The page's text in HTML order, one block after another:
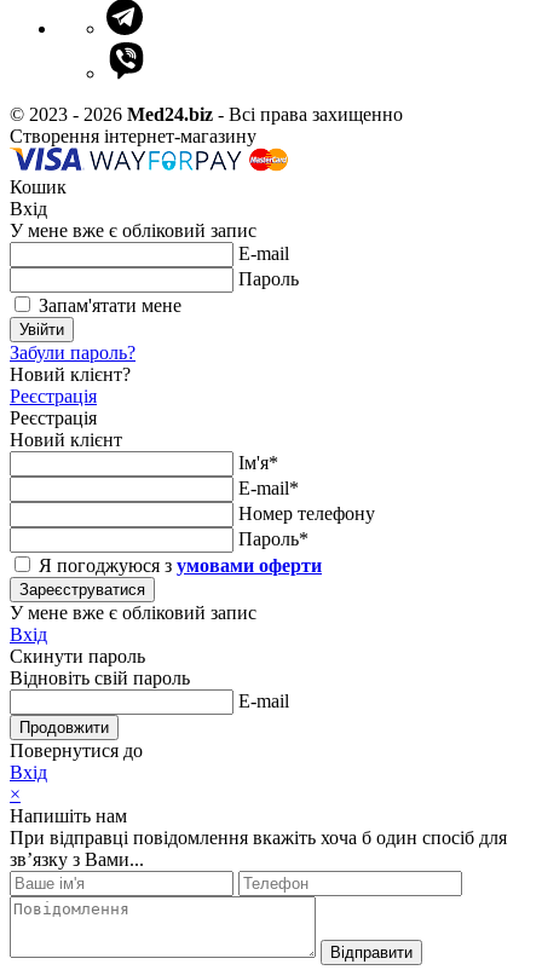
© 2023 - 2026 Med24.biz - Всі права захищенно
Створення інтернет-магазину
Кошик
Вхід
У мене вже є обліковий запис
E-mail
Пароль
Запам'ятати мене
Увійти
Забули пароль?
Новий клієнт?
Реєстрація
Реєстрація
Новий клієнт
Ім'я*
E-mail*
Номер телефону
Пароль*
Я погоджуюся з умовами оферти
Зареєструватися
У мене вже є обліковий запис
Вхід
Скинути пароль
Відновіть свій пароль
E-mail
Продовжити
Повернутися до
Вхід
×
Напишіть нам
При відправці повідомлення вкажіть хоча б один спосіб для
зв’язку з Вами...
Відправити